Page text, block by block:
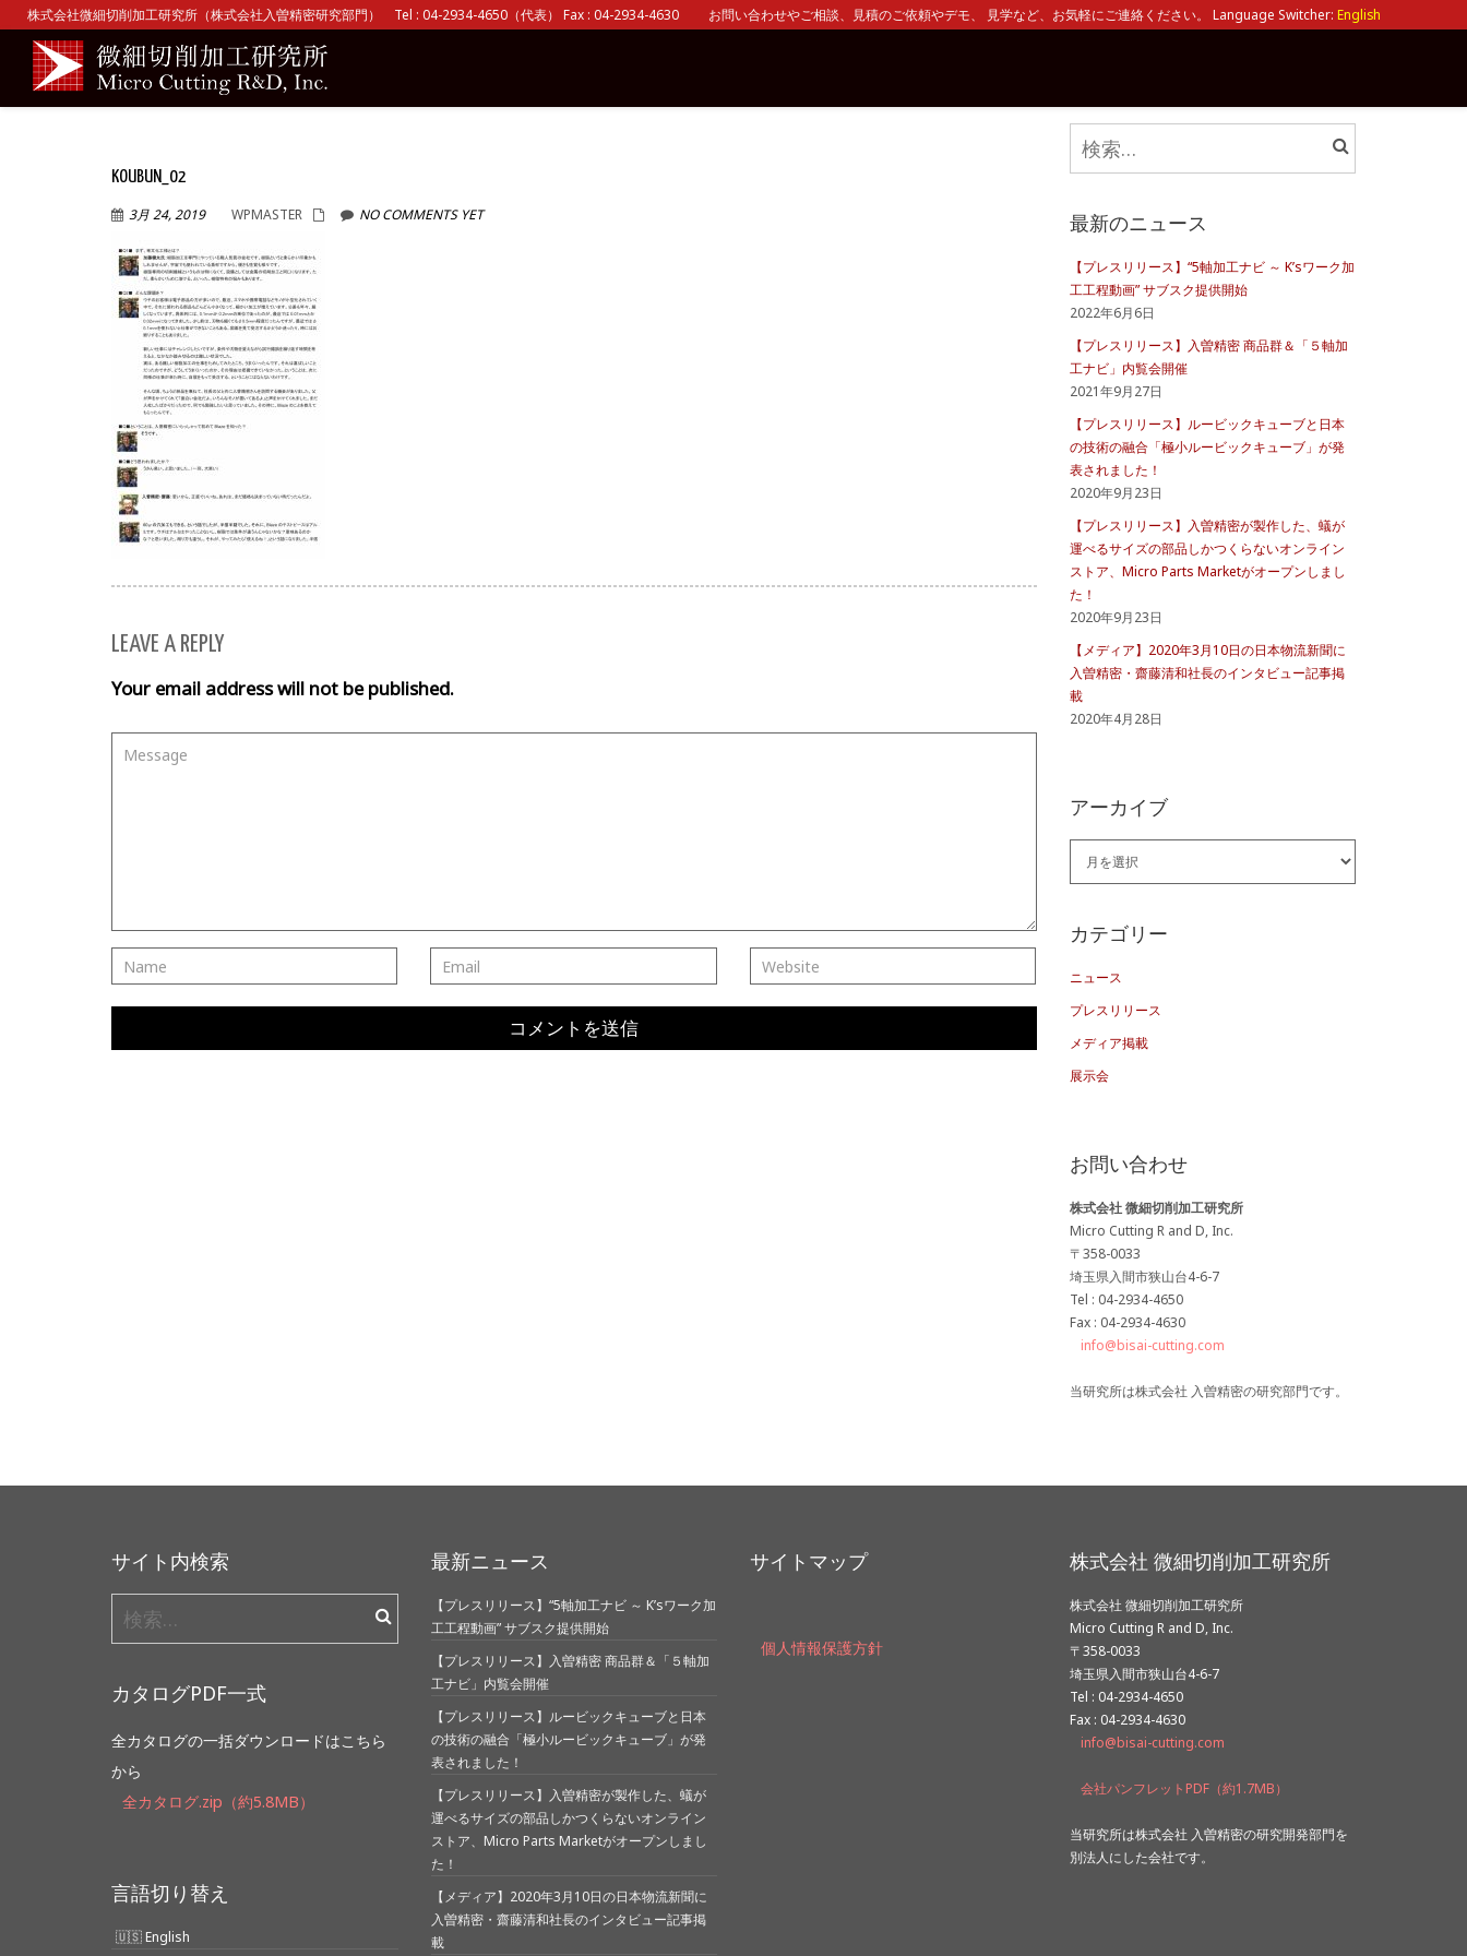
株式会社微細切削加工研究所（株式会社入曽精密研究部門） Tel : 04-2934-4650（代表） Fax : 04-2934-4630 お問い合わせやご相談、見積のご依頼やデモ、 見学など、お気軽にご連絡ください。 Language Switcher: English
KOUBUN_02
3月 24, 2019
WPMASTER NO COMMENTS YET
LEAVE A REPLY
Your email address will not be published.
検
索:
最新のニュース
【プレスリリース】“5軸加工ナビ ～ K’sワーク加
工工程動画” サブスク提供開始
2022年6月6日
【プレスリリース】入曽精密 商品群＆「５軸加
工ナビ」内覧会開催
2021年9月27日
【プレスリリース】ルービックキューブと日本
の技術の融合「極小ルービックキューブ」が発
表されました！
2020年9月23日
【プレスリリース】入曽精密が製作した、蟻が
運べるサイズの部品しかつくらないオンライン
ストア、Micro Parts Marketがオープンしまし
た！
2020年9月23日
【メディア】2020年3月10日の日本物流新聞に
入曽精密・齋藤清和社長のインタビュー記事掲
載
2020年4月28日
アーカイブ
ー
カ
カテゴリー
ニュース
プレスリリース
メディア掲載
展示会
お問い合わせ
株式会社 微細切削加工研究所
Micro Cutting R and D, Inc.
〒358-0033
埼玉県入間市狭山台4-6-7
Tel : 04-2934-4650
Fax : 04-2934-4630
info@bisai-cutting.com
当研究所は株式会社 入曽精密の研究部門です。
サイト内検索
検
索:
カタログPDF一式
全カタログの一括ダウンロードはこちら
から
全カタログ.zip（約5.8MB）
言語切り替え
English
最新ニュース
【プレスリリース】“5軸加工ナビ ～ K’sワーク加
工工程動画” サブスク提供開始
【プレスリリース】入曽精密 商品群＆「５軸加
工ナビ」内覧会開催
【プレスリリース】ルービックキューブと日本
の技術の融合「極小ルービックキューブ」が発
表されました！
【プレスリリース】入曽精密が製作した、蟻が
運べるサイズの部品しかつくらないオンライン
ストア、Micro Parts Marketがオープンしまし
た！
【メディア】2020年3月10日の日本物流新聞に
入曽精密・齋藤清和社長のインタビュー記事掲
載
サイトマップ
個人情報保護方針
株式会社 微細切削加工研究所
株式会社 微細切削加工研究所
Micro Cutting R and D, Inc.
〒358-0033
埼玉県入間市狭山台4-6-7
Tel : 04-2934-4650
Fax : 04-2934-4630
info@bisai-cutting.com
会社パンフレットPDF（約1.7MB）
当研究所は株式会社 入曽精密の研究開発部門を
別法人にした会社です。